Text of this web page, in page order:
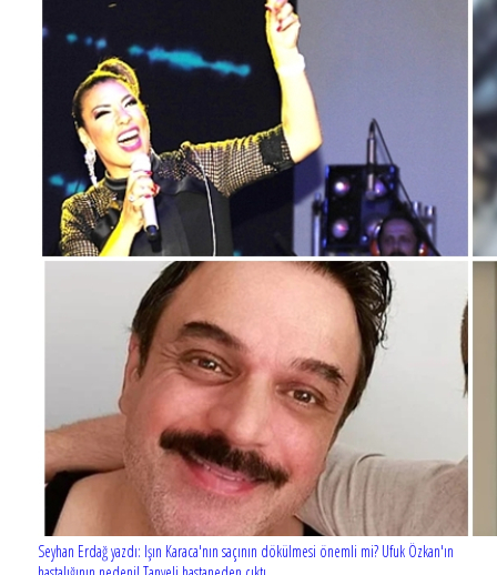
Seyhan Erdağ yazdı: Işın Karaca'nın saçının dökülmesi önemli mi? Ufuk Özkan'ın